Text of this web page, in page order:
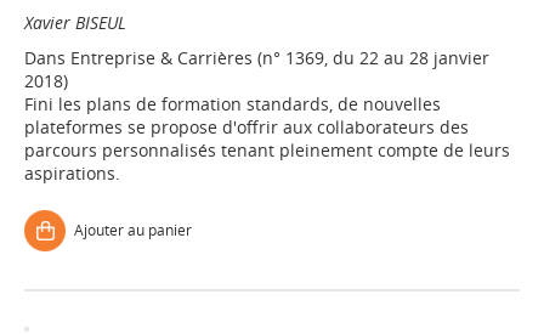
Xavier BISEUL
Dans Entreprise & Carrières (n° 1369, du 22 au 28 janvier
2018)
Fini les plans de formation standards, de nouvelles
plateformes se propose d'offrir aux collaborateurs des
parcours personnalisés tenant pleinement compte de leurs
aspirations.
Ajouter au panier